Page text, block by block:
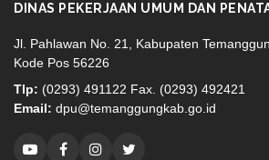
DINAS PEKERJAAN UMUM DAN
Jl. Pahlawan No. 21, Kabupaten
Kode Pos 56226
Tlp: (0293) 491122 Fax. (0293) 492421
Email: dpu@temanggungkab.go.id